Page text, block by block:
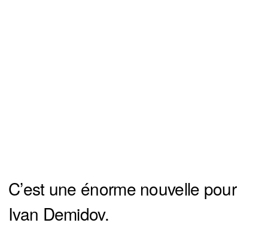
C’est une énorme nouvelle pour
Ivan Demidov.